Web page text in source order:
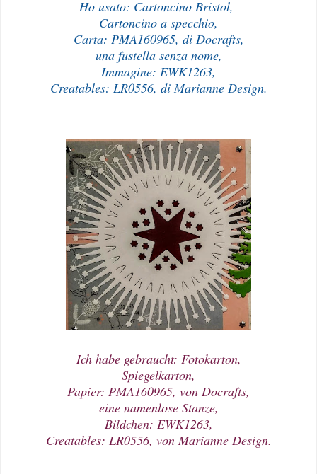
Ho usato: Cartoncino Bristol,
Cartoncino a specchio,
Carta: PMA160965, di Docrafts,
una fustella senza nome,
Immagine: EWK1263,
Creatables: LR0556, di Marianne Design.
Ich habe gebraucht: Fotokarton,
Spiegelkarton,
Papier: PMA160965, von Docrafts,
eine namenlose Stanze,
Bildchen: EWK1263,
Creatables: LR0556, von Marianne Design.